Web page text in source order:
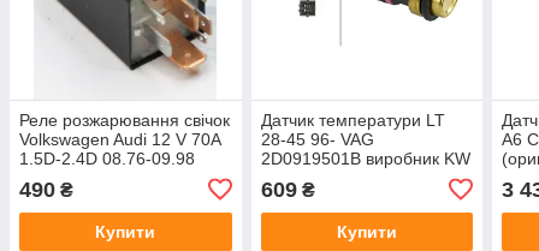
Реле розжарювання свічок
Volkswagen Audi 12 V 70A
1.5D-2.4D 08.76-09.98
виробник JP Group Данія
490 ₴
Купити
Датчик температури LT
28-45 96- VAG
2D0919501B виробник KW
609₴
Купити
A6
3